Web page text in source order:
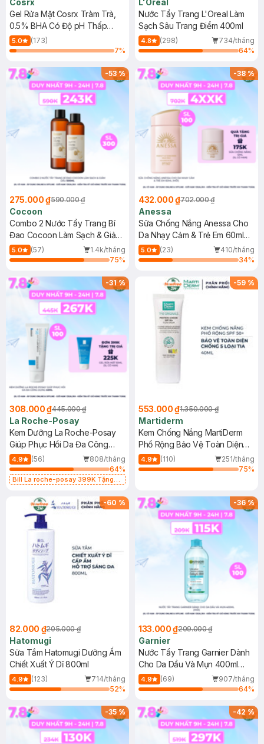
Cosrx
Gel Rửa Mặt Cosrx Tràm Trà,
0.5% BHA Có Độ pH Thấp
150ml
5.0
(173)
7%
L'Oreal
Nước Tẩy Trang L'Oreal Làm
Sạch Sâu Trang Điểm 400ml
4.8 (298)
734/tháng
64%
-53%
275.000 ₫590.000 ₫
Cocoon
Combo 2 Nước Tẩy Trang Bí
Đao Cocoon Làm Sạch & Giảm
Dầu 500ml
5.0 (57)
1.4k/tháng
75%
-38%
432.000 ₫702.000 ₫
Anessa
Sữa Chống Nắng Anessa Cho
Da Nhạy Cảm & Trẻ Em 60ml
(Mới)
5.0 (23)
410/tháng
34%
-31%
308.000 ₫445.000 ₫
La Roche-Posay
Kem Dưỡng La Roche-Posay
Giúp Phục Hồi Da Đa Công
Dụng 40ml
4.9 (56)
808/tháng
64%
Bill La roche-posay 399K Tặng
(SL có hạn)
-59 %
553.000 ₫1.350.000 ₫
Martiderm
Kem Chống Nắng MartiDerm
Phổ Rộng Bảo Vệ Toàn Diện
40ml
4.9 (110)
251/tháng
75%
-60 %
82.000 ₫205.000 ₫
Hatomugi
Sữa Tắm Hatomugi Dưỡng Ẩm
Chiết Xuất Ý Dĩ 800ml
4.9 (123)
714/tháng
52%
-36%
133.000 ₫209.000 ₫
Garnier
Nước Tẩy Trang Garnier Dành
Cho Da Dầu Và Mụn 400ml
(Mới)
4.9 (69)
907/tháng
64%
-35% -42%